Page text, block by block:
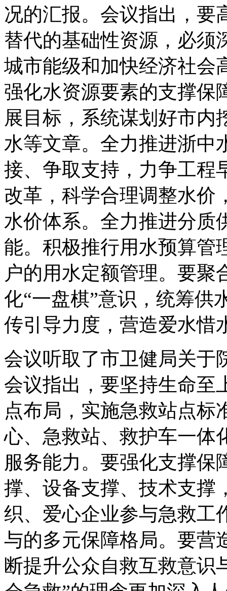
况的汇报。会议指出，要
替代的基础性资源，必须
城市能级和加快经济社会
强化水资源要素的支撑保
展目标，系统谋划好市内
水等文章。全力推进浙中
接、争取支持，力争工程
改革，科学合理调整水价
水价体系。全力推进分质
能。积极推行用水预算管
户的用水定额管理。要聚
化“一盘棋”意识，统筹供
传引导力度，营造爱水惜
会议听取了市卫健局关于
会议指出，要坚持生命至
点布局，实施急救站点标
心、急救站、救护车一体
服务能力。要强化支撑保
撑、设备支撑、技术支撑
织、爱心企业参与急救工
与的多元保障格局。要营
断提升公众自救互救意识